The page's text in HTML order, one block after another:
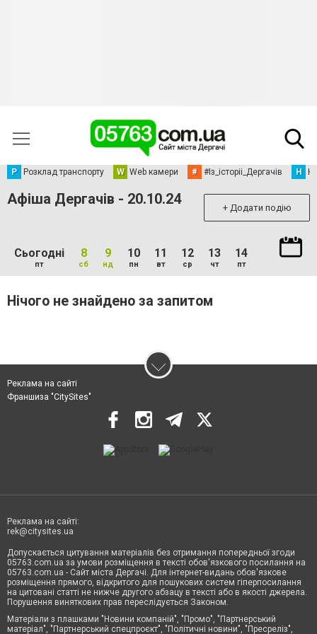
Р Розклад транспорту W Web камери # #Із_історіі_Дергачів Н
Афіша Дергачів - 20.10.24 + Додати подію
Сьогодні
пт
8
сб
9
нд
10
пн
11
вт
12
ср
13
чт
14
пт
Нічого не знайдено за запитом
Реклама на сайті
Франшиза "CitySites"
Реклама на сайті:
rek@citysites.ua
Допускається цитування матеріалів без отримання попередньої згоди
05763.com.ua за умови розміщення в тексті обов'язкового посилання на
05763.com.ua - Сайт міста Дергачі. Для інтернет-видань обов'язкове
розміщення прямого, відкритого для пошукових систем гіперпосилання
на цитовані статті не нижче другого абзацу в тексті або в якості джерела.
Порушення виняткових прав переслідується Законом.
Матеріали з плашками "Новини компаній", "Промо", "Партнерський
матеріал", "Партнерський спецпроєкт", "Політичні новини", "Пресреліз",